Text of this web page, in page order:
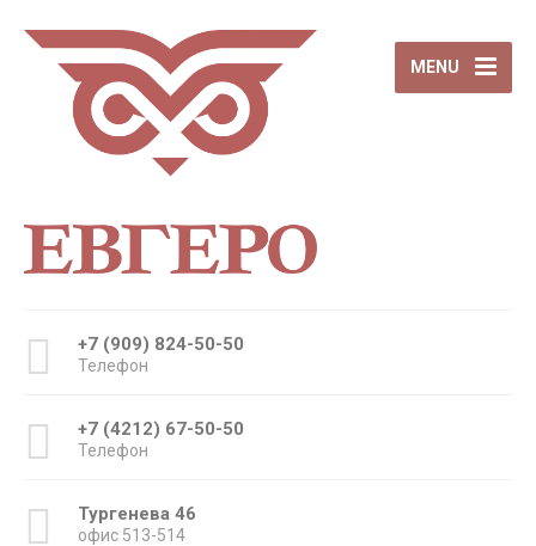
+7 (909) 824-50-50
Телефон
+7 (4212) 67-50-50
Телефон
MENU
Тургенева 46
офис 513-514